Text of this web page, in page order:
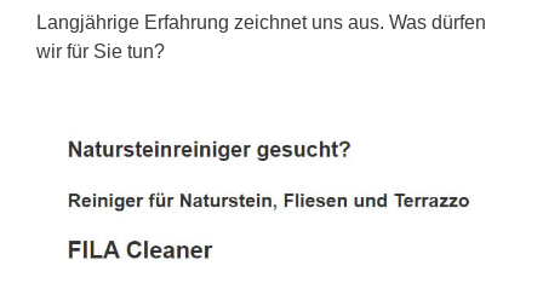
Langjährige Erfahrung zeichnet uns aus. Was dürfen
wir für Sie tun?